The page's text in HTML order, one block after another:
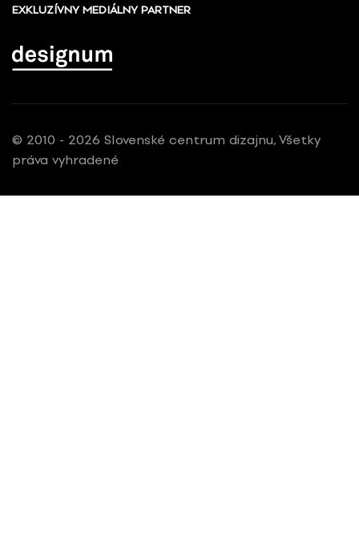
EXKLUZÍVNY MEDIÁLNY PARTNER
© 2010 - 2026 Slovenské centrum dizajnu, Všetky
práva vyhradené